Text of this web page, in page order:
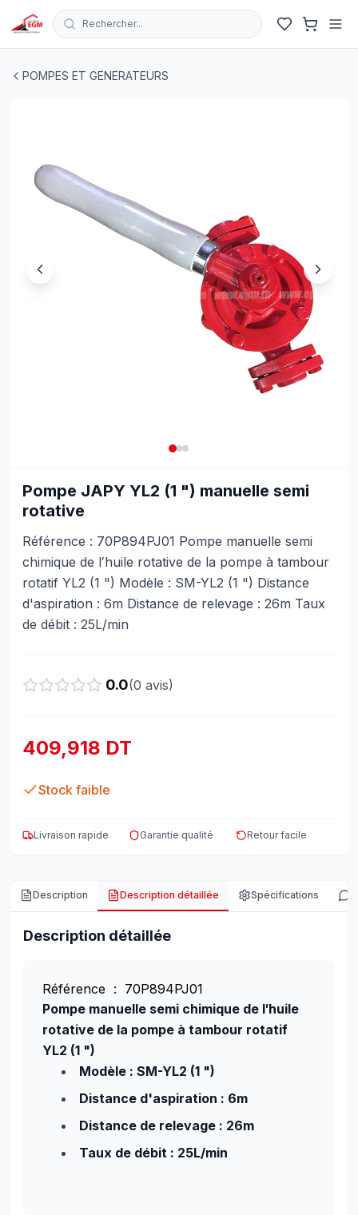
Rechercher...
POMPES ET GENERATEURS
Pompe JAPY YL2 (1 ") manuelle semi
rotative
Référence : 70P894PJ01 Pompe manuelle semi
chimique de l′huile rotative de la pompe à tambour
rotatif YL2 (1 ") Modèle : SM-YL2 (1 ") Distance
d'aspiration : 6m Distance de relevage : 26m Taux
de débit : 25L/min
0.0(0 avis)
409,918 DT
Stock faible
Livraison rapide Garantie qualité Retour facile
Description Description détaillée Spécifications
Description détaillée
Référence : 70P894PJ01
Pompe manuelle semi chimique de l′huile
rotative de la pompe à tambour rotatif
YL2 (1 ")
Modèle : SM-YL2 (1 ")
Distance d'aspiration : 6m
Distance de relevage : 26m
Taux de débit : 25L/min